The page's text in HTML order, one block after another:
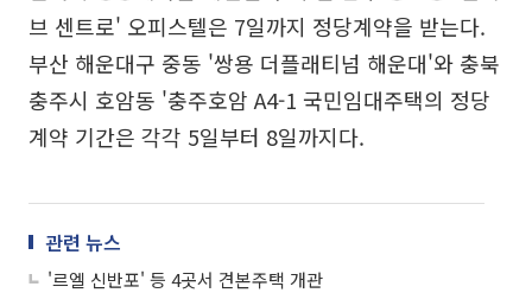
브 센트로' 오피스텔은 7일까지 정당계약을 받는다.
부산 해운대구 중동 '쌍용 더플래티넘 해운대'와 충북
충주시 호암동 '충주호암 A4-1 국민임대주택의 정당
계약 기간은 각각 5일부터 8일까지다.
관련 뉴스
'르엘 신반포' 등 4곳서 견본주택 개관